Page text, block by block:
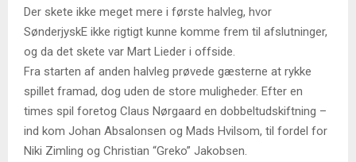
Der skete ikke meget mere i første halvleg, hvor
SønderjyskE ikke rigtigt kunne komme frem til afslutninger,
og da det skete var Mart Lieder i offside.
Fra starten af anden halvleg prøvede gæsterne at rykke
spillet framad, dog uden de store muligheder. Efter en
times spil foretog Claus Nørgaard en dobbeltudskiftning –
ind kom Johan Absalonsen og Mads Hvilsom, til fordel for
Niki Zimling og Christian “Greko” Jakobsen.